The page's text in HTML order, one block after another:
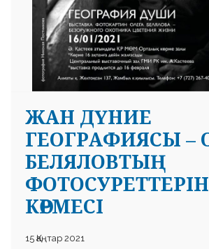
ЖАН ДҮНИЕ
ГЕОГРАФИЯСЫ –
БЕЛЯЛОВТЫҢ
КӨРМЕСІ
15 Қаңтар 2021